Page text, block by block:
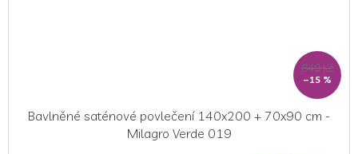
649 Kč
–15 %
Bavlněné saténové povlečení 140x200 + 70x90 cm -
Milagro Verde 019